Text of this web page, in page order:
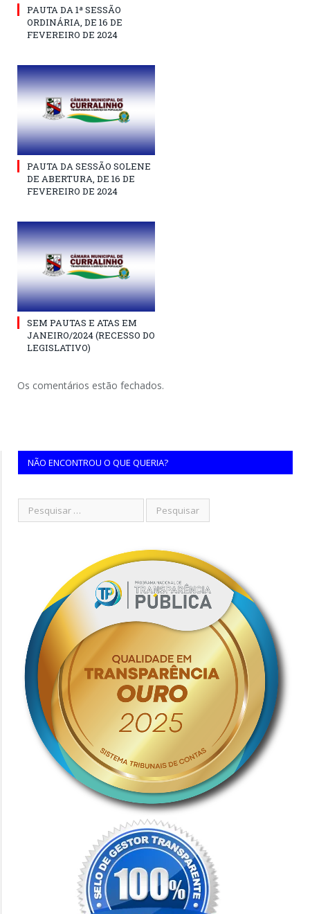
PAUTA DA 1ª SESSÃO
ORDINÁRIA, DE 16 DE
FEVEREIRO DE 2024
PAUTA DA SESSÃO SOLENE
DE ABERTURA, DE 16 DE
FEVEREIRO DE 2024
SEM PAUTAS E ATAS EM
JANEIRO/2024 (RECESSO DO
LEGISLATIVO)
Os comentários estão fechados.
NÃO ENCONTROU O QUE QUERIA?